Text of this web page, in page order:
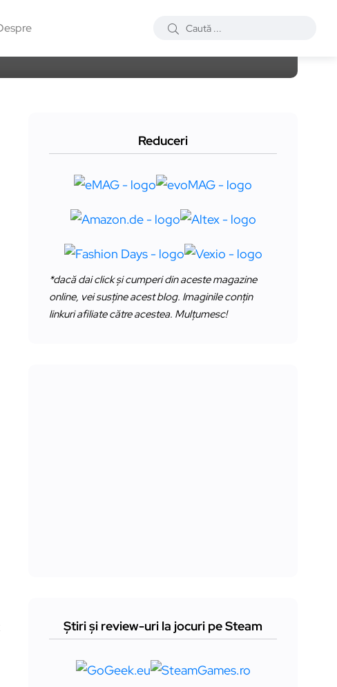
Reduceri
*dacă dai click și cumperi din aceste magazine
online, vei susține acest blog. Imaginile conțin
linkuri afiliate către acestea. Mulțumesc!
Știri și review-uri la jocuri pe Steam